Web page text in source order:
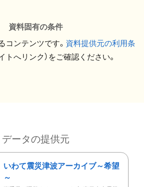
資料固有の条件
コンテンツです。 資料提供元の利用条
トへリンク）をご確認ください。
データの提供元
いわて震災津波アーカイブ～希望
～